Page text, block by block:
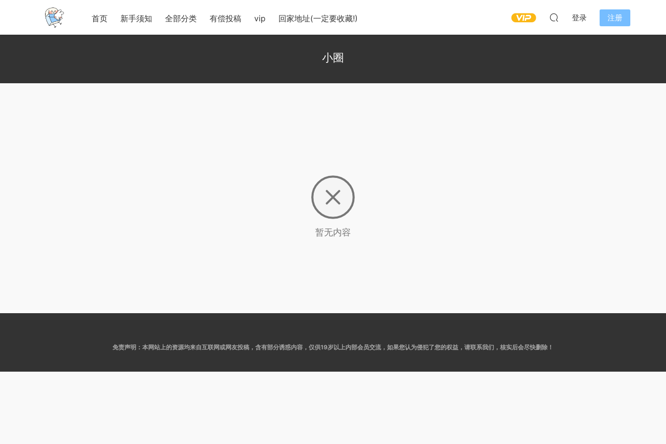
首页 新手须知 全部分类 有偿投稿 vip 回家地址(一定要收藏!) 登录 注册
小圈
暂无内容
免责声明：本网站上的资源均来自互联网或网友投稿，含有部分诱惑内容，仅供19岁以上内部会员交流，如果您认为侵犯了您的权益，请联系我们，核实后会尽快删除！